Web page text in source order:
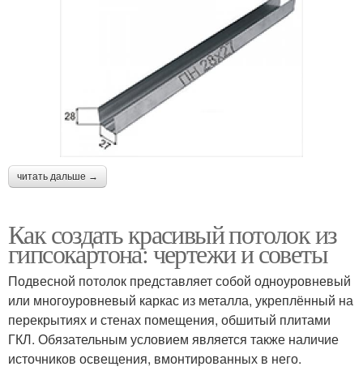
читать дальше →
Как создать красивый потолок из
гипсокартона: чертежи и советы
Подвесной потолок представляет собой одноуровневый
или многоуровневый каркас из металла, укреплённый на
перекрытиях и стенах помещения, обшитый плитами
ГКЛ. Обязательным условием является также наличие
источников освещения, вмонтированных в него.